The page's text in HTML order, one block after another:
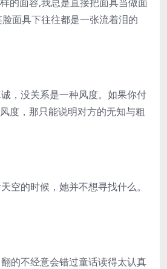
面具下往往都是一张流着泪的
，没关系是一种风度。如果你付
度，那只能说明对方的无知与粗
空的时候，她并不想寻找什么。
的不经意会错过童话读得太认真